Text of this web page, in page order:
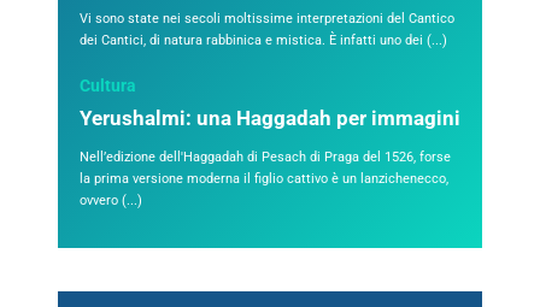
Vi sono state nei secoli moltissime interpretazioni del Cantico
dei Cantici, di natura rabbinica e mistica. È infatti uno dei (...)
Cultura
Yerushalmi: una Haggadah per immagini
Nell’edizione dell'Haggadah di Pesach di Praga del 1526, forse
la prima versione moderna il figlio cattivo è un lanzichenecco,
ovvero (...)